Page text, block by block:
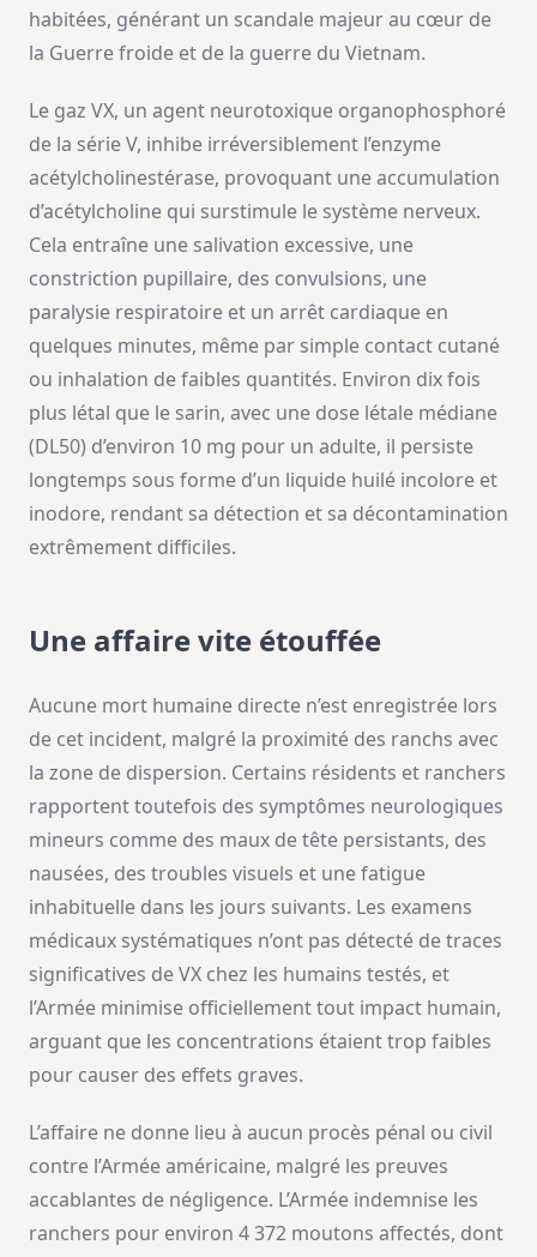
habitées, générant un scandale majeur au cœur de
la Guerre froide et de la guerre du Vietnam.
Le gaz VX, un agent neurotoxique organophosphoré
de la série V, inhibe irréversiblement l’enzyme
acétylcholinestérase, provoquant une accumulation
d’acétylcholine qui surstimule le système nerveux.
Cela entraîne une salivation excessive, une
constriction pupillaire, des convulsions, une
paralysie respiratoire et un arrêt cardiaque en
quelques minutes, même par simple contact cutané
ou inhalation de faibles quantités. Environ dix fois
plus létal que le sarin, avec une dose létale médiane
(DL50) d’environ 10 mg pour un adulte, il persiste
longtemps sous forme d’un liquide huilé incolore et
inodore, rendant sa détection et sa décontamination
extrêmement difficiles.
Une affaire vite étouffée
Aucune mort humaine directe n’est enregistrée lors
de cet incident, malgré la proximité des ranchs avec
la zone de dispersion. Certains résidents et ranchers
rapportent toutefois des symptômes neurologiques
mineurs comme des maux de tête persistants, des
nausées, des troubles visuels et une fatigue
inhabituelle dans les jours suivants. Les examens
médicaux systématiques n’ont pas détecté de traces
significatives de VX chez les humains testés, et
l’Armée minimise officiellement tout impact humain,
arguant que les concentrations étaient trop faibles
pour causer des effets graves.
L’affaire ne donne lieu à aucun procès pénal ou civil
contre l’Armée américaine, malgré les preuves
accablantes de négligence. L’Armée indemnise les
ranchers pour environ 4 372 moutons affectés, dont